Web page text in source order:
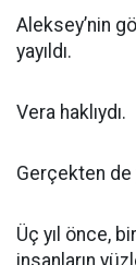
Aleksey’nin
yayıldı.
Vera haklıydı.
Gerçekten de
Üç yıl önce,